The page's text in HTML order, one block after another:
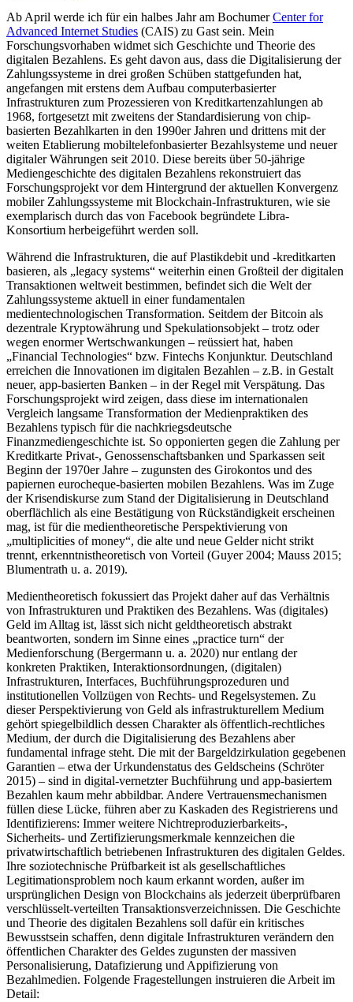
Ab April werde ich für ein halbes Jahr am BochumerCenter for
Advanced Internet Studies (CAIS) zu Gast sein. Mein
Forschungsvorhaben widmet sich Geschichte und Theorie des
digitalen Bezahlens. Es geht davon aus, dass die Digitalisierung der
Zahlungssysteme in drei großen Schüben stattgefunden hat,
angefangen mit erstens dem Aufbau computerbasierter
Infrastrukturen zum Prozessieren von Kreditkartenzahlungen ab
1968, fortgesetzt mit zweitens der Standardisierung von chip-
basierten Bezahlkarten in den 1990er Jahren und drittens mit der
weiten Etablierung mobiltelefonbasierter Bezahlsysteme und neuer
digitaler Währungen seit 2010. Diese bereits über 50-jährige
Mediengeschichte des digitalen Bezahlens rekonstruiert das
Forschungsprojekt vor dem Hintergrund der aktuellen Konvergenz
mobiler Zahlungssysteme mit Blockchain-Infrastrukturen, wie sie
exemplarisch durch das von Facebook begründete Libra-
Konsortium herbeigeführt werden soll.
Während die Infrastrukturen, die auf Plastikdebit und -kreditkarten
basieren, als „legacy systems“ weiterhin einen Großteil der digitalen
Transaktionen weltweit bestimmen, befindet sich die Welt der
Zahlungssysteme aktuell in einer fundamentalen
medientechnologischen Transformation. Seitdem der Bitcoin als
dezentrale Kryptowährung und Spekulationsobjekt – trotz oder
wegen enormer Wertschwankungen – reüssiert hat, haben
„Financial Technologies“ bzw. Fintechs Konjunktur. Deutschland
erreichen die Innovationen im digitalen Bezahlen – z.B. in Gestalt
neuer, app-basierten Banken – in der Regel mit Verspätung. Das
Forschungsprojekt wird zeigen, dass diese im internationalen
Vergleich langsame Transformation der Medienpraktiken des
Bezahlens typisch für die nachkriegsdeutsche
Finanzmediengeschichte ist. So opponierten gegen die Zahlung per
Kreditkarte Privat-, Genossenschaftsbanken und Sparkassen seit
Beginn der 1970er Jahre – zugunsten des Girokontos und des
papiernen eurocheque-basierten mobilen Bezahlens. Was im Zuge
der Krisendiskurse zum Stand der Digitalisierung in Deutschland
oberflächlich als eine Bestätigung von Rückständigkeit erscheinen
mag, ist für die medientheoretische Perspektivierung von
„multiplicities of money“, die alte und neue Gelder nicht strikt
trennt, erkenntnistheoretisch von Vorteil (Guyer 2004; Mauss 2015;
Blumentrath u. a. 2019).
Medientheoretisch fokussiert das Projekt daher auf das Verhältnis
von Infrastrukturen und Praktiken des Bezahlens. Was (digitales)
Geld im Alltag ist, lässt sich nicht geldtheoretisch abstrakt
beantworten, sondern im Sinne eines „practice turn“ der
Medienforschung (Bergermann u. a. 2020) nur entlang der
konkreten Praktiken, Interaktionsordnungen, (digitalen)
Infrastrukturen, Interfaces, Buchführungsprozeduren und
institutionellen Vollzügen von Rechts- und Regelsystemen. Zu
dieser Perspektivierung von Geld als infrastrukturellem Medium
gehört spiegelbildlich dessen Charakter als öffentlich-rechtliches
Medium, der durch die Digitalisierung des Bezahlens aber
fundamental infrage steht. Die mit der Bargeldzirkulation gegebenen
Garantien – etwa der Urkundenstatus des Geldscheins (Schröter
2015) – sind in digital-vernetzter Buchführung und app-basiertem
Bezahlen kaum mehr abbildbar. Andere Vertrauensmechanismen
füllen diese Lücke, führen aber zu Kaskaden des Registrierens und
Identifizierens: Immer weitere Nichtreproduzierbarkeits-,
Sicherheits- und Zertifizierungsmerkmale kennzeichen die
privatwirtschaftlich betriebenen Infrastrukturen des digitalen Geldes.
Ihre soziotechnische Prüfbarkeit ist als gesellschaftliches
Legitimationsproblem noch kaum erkannt worden, außer im
ursprünglichen Design von Blockchains als jederzeit überprüfbaren
verschlüsselt-verteilten Transaktionsverzeichnissen. Die Geschichte
und Theorie des digitalen Bezahlens soll dafür ein kritisches
Bewusstsein schaffen, denn digitale Infrastrukturen verändern den
öffentlichen Charakter des Geldes zugunsten der massiven
Personalisierung, Datafizierung und Appifizierung von
Bezahlmedien. Folgende Fragestellungen instruieren die Arbeit im
Detail: